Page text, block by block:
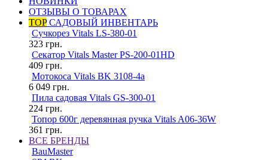
ОТЗЫВЫ О ТОВАРАХ
TOPСАДОВЫЙ ИНВЕНТАРЬ
Сучкорез Vitals LS-380-01
323 грн.
Секатор Vitals Master PS-200-01HD
409 грн.
Мотокоса Vitals BK 3108-4a
6 049 грн.
Пила садовая Vitals GS-300-01
224 грн.
Топор 600г деревянная ручка Vitals A06-36W
361 грн.
ВСЕ БРЕНДЫ
BauMaster